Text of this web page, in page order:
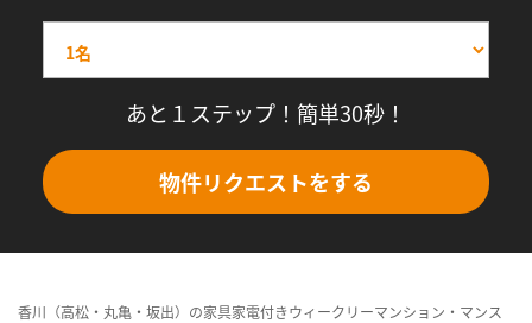
あと１ステップ！簡単30秒！
物件リクエストをする
香川（高松・丸亀・坂出）の家具家電付きウィークリーマンション・マンス